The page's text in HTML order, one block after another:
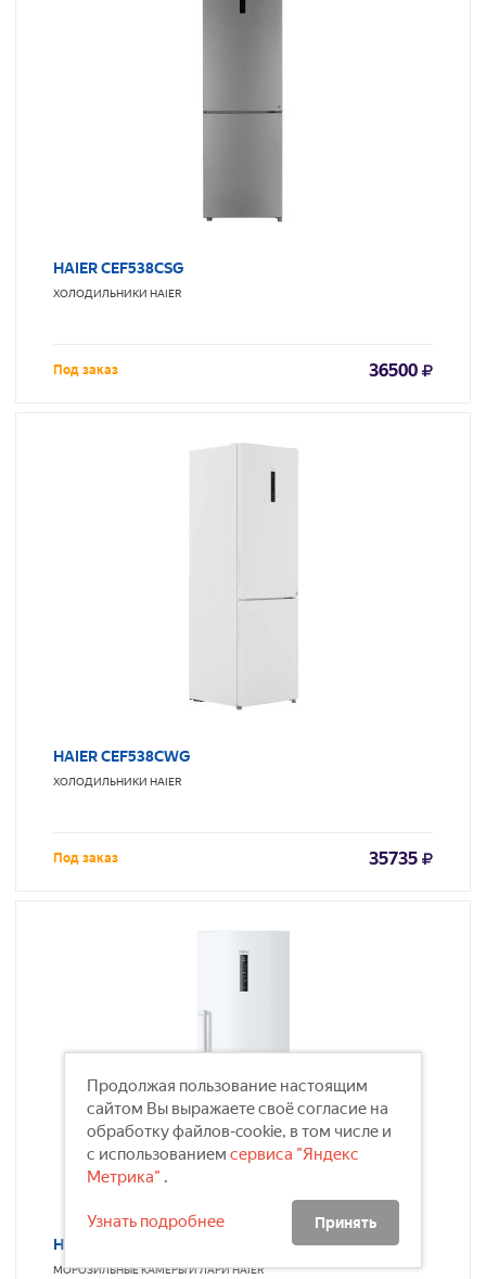
HAIER CEF538CSG
ХОЛОДИЛЬНИКИ HAIER
Под заказ 36500
HAIER CEF538CWG
ХОЛОДИЛЬНИКИ HAIER
Под заказ 35735
HAIER H3F-285WAA
МОРОЗИЛЬНЫЕ КАМЕРЫ И ЛАРИHAIER
Продолжая пользование настоящим
сайтом Вы выражаете своё согласие на
обработку файлов-cookie, в том числе и
с использованием сервиса "Яндекс
Метрика" .
Узнать подробнее Принять